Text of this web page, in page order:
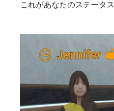
これがあなたのステータ